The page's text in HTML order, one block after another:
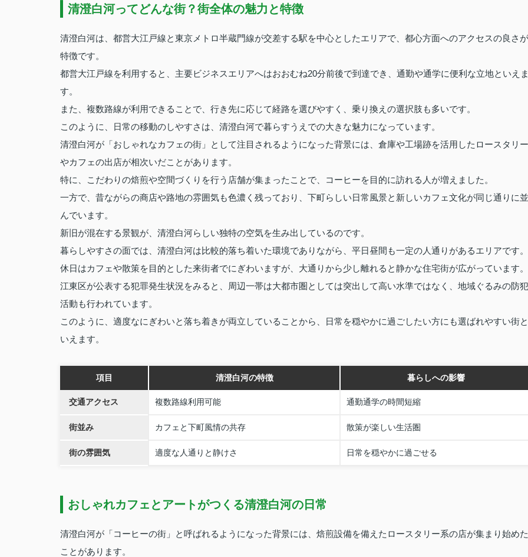
清澄白河ってどんな街？街全体の魅力と特徴
清澄白河は、都営大江戸線と東京メトロ半蔵門線が交差する駅を中心としたエリアで、都心方面へのアクセスの良さが
特徴です。
都営大江戸線を利用すると、主要ビジネスエリアへはおおむね20分前後で到達でき、通勤や通学に便利な立地といえ
す。
また、複数路線が利用できることで、行き先に応じて経路を選びやすく、乗り換えの選択肢も多いです。
このように、日常の移動のしやすさは、清澄白河で暮らすうえでの大きな魅力になっています。
清澄白河が「おしゃれなカフェの街」として注目されるようになった背景には、倉庫や工場跡を活用したロースタリー
やカフェの出店が相次いだことがあります。
特に、こだわりの焙煎や空間づくりを行う店舗が集まったことで、コーヒーを目的に訪れる人が増えました。
一方で、昔ながらの商店や路地の雰囲気も色濃く残っており、下町らしい日常風景と新しいカフェ文化が同じ通りに並
んでいます。
新旧が混在する景観が、清澄白河らしい独特の空気を生み出しているのです。
暮らしやすさの面では、清澄白河は比較的落ち着いた環境でありながら、平日昼間も一定の人通りがあるエリアです。
休日はカフェや散策を目的とした来街者でにぎわいますが、大通りから少し離れると静かな住宅街が広がっています。
江東区が公表する犯罪発生状況をみると、周辺一帯は大都市圏としては突出して高い水準ではなく、地域ぐるみの防犯
活動も行われています。
このように、適度なにぎわいと落ち着きが両立していることから、日常を穏やかに過ごしたい方にも選ばれやすい街と
いえます。
項目 清澄白河の特徴 暮らしへの影響
交通アクセス 複数路線利用可能 通勤通学の時間短縮
街並み カフェと下町風情の共存 散策が楽しい生活圏
街の雰囲気 適度な人通りと静けさ 日常を穏やかに過ごせる
おしゃれカフェとアートがつくる清澄白河の日常
清澄白河が「コーヒーの街」と呼ばれるようになった背景には、焙煎設備を備えたロースタリー系の店が集まり始めた
ことがあります。